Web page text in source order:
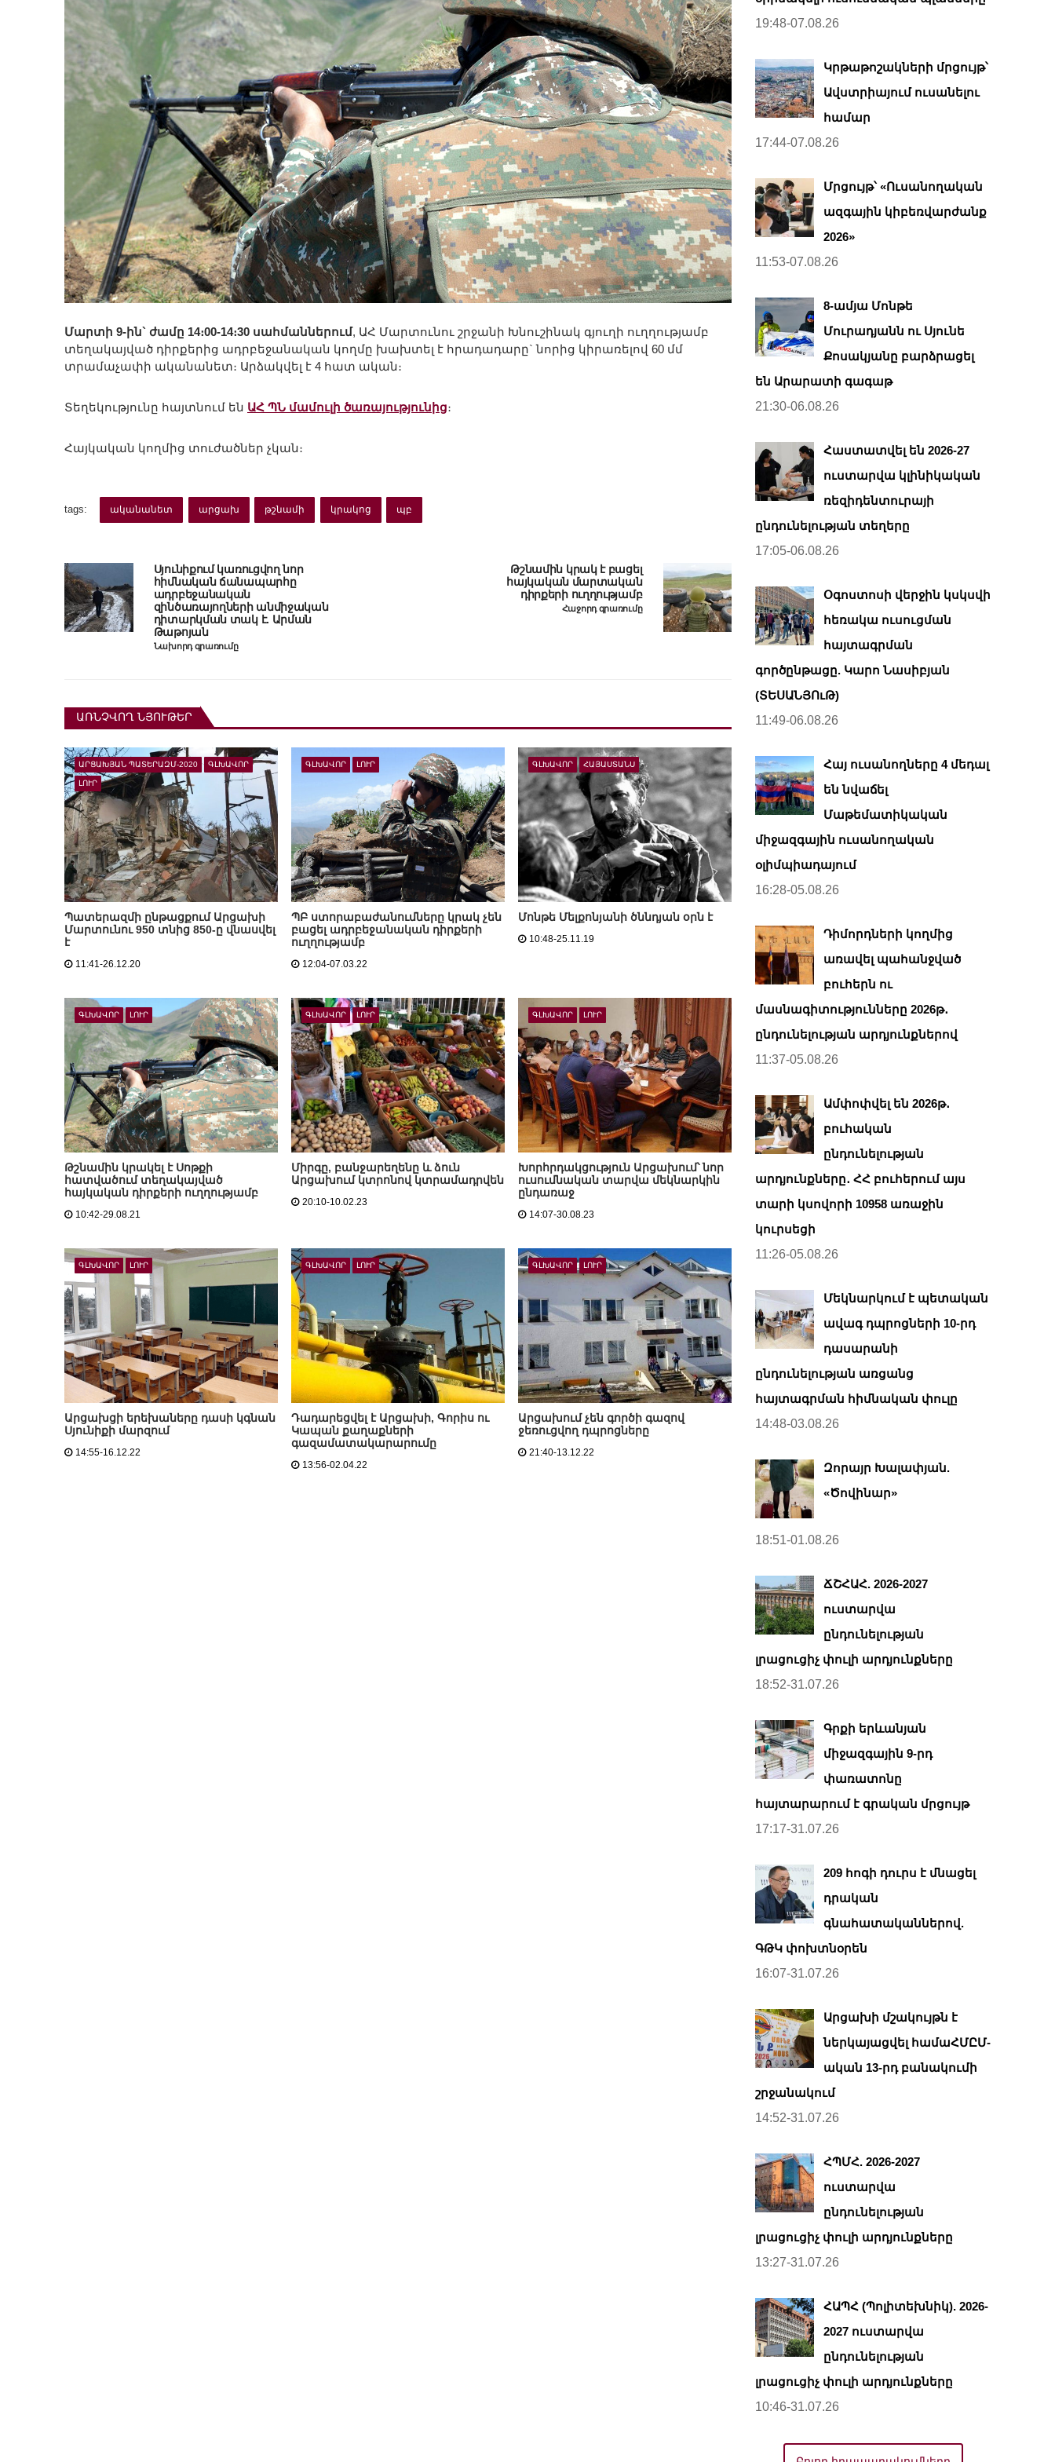
Մարտի 9-ին` ժամը 14։00-14։30 սահմաններում, ԱՀ Մարտունու շրջանի Խնուշինակ գյուղի ուղղությամբ
տեղակայված դիրքերից ադրբեջանական կողմը խախտել է հրադադարը` նորից կիրառելով 60 մմ
տրամաչափի ականանետ։ Արձակվել է 4 հատ ական։
Տեղեկությունը հայտնում են ԱՀ ՊՆ մամուլի ծառայությունից։
Հայկական կողմից տուժածներ չկան։
tags: ականանետ արցախ թշնամի կրակոց պբ
Սյունիքում կառուցվող նոր
հիմնական ճանապարհը
ադրբեջանական
զինծառայողների անմիջական
դիտարկման տակ է. Արման
Թաթոյան
Նախորդ գրառումը
Թշնամին կրակ է բացել
հայկական մարտական
դիրքերի ուղղությամբ
Հաջորդ գրառումը
ԱՌՆՉՎՈՂ ՆՅՈՒԹԵՐ
ԱՐՑԱԽՅԱՆ ՊԱՏԵՐԱԶՄ-2020 ԳԼԽԱՎՈՐ
ԼՈՒՐ
Պատերազմի ընթացքում Արցախի
Մարտունու 950 տնից 850-ը վնասվել
է
11:41-26.12.20
ԳԼԽԱՎՈՐ ԼՈՒՐ
ՊԲ ստորաբաժանումները կրակ չեն
բացել ադրբեջանական դիրքերի
ուղղությամբ
12:04-07.03.22
ԳԼԽԱՎՈՐ ՀԱՅԱՍՏԱՆՍ
Մոնթե Մելքոնյանի ծննդյան օրն է
10:48-25.11.19
ԳԼԽԱՎՈՐ ԼՈՒՐ
Թշնամին կրակել է Սոթքի
հատվածում տեղակայված
հայկական դիրքերի ուղղությամբ
10:42-29.08.21
ԳԼԽԱՎՈՐ ԼՈՒՐ
Միրգը, բանջարեղենը և ձուն
Արցախում կտրոնով կտրամադրվեն
20:10-10.02.23
ԳԼԽԱՎՈՐ ԼՈՒՐ
Խորհրդակցություն Արցախում՝ նոր
ուսումնական տարվա մեկնարկին
ընդառաջ
14:07-30.08.23
ԳԼԽԱՎՈՐ ԼՈՒՐ
Արցախցի երեխաները դասի կգնան
Սյունիքի մարզում
14:55-16.12.22
ԳԼԽԱՎՈՐ ԼՈՒՐ
Դադարեցվել է Արցախի, Գորիս ու
Կապան քաղաքների
գազամատակարարումը
13:56-02.04.22
ԳԼԽԱՎՈՐ ԼՈՒՐ
Արցախում չեն գործի գազով
ջեռուցվող դպրոցները
21:40-13.12.22
19:48-07.08.26
Կրթաթոշակների մրցույթ՝
Ավստրիայում ուսանելու
համար
17:44-07.08.26
Մրցույթ՝ «Ուսանողական
ազգային կիբեռվարժանք
2026»
11:53-07.08.26
8-ամյա Մոնթե
Մուրադյանն ու Սյունե
Քոսակյանը բարձրացել
են Արարատի գագաթ
21:30-06.08.26
Հաստատվել են 2026-27
ուստարվա կլինիկական
ռեզիդենտուրայի
ընդունելության տեղերը
17:05-06.08.26
Օգոստոսի վերջին կսկսվի
հեռակա ուսուցման
հայտագրման
գործընթացը. Կարո Նասիբյան
(ՏԵՍԱՆՅՈւԹ)
11:49-06.08.26
Հայ ուսանողները 4 մեդալ
են նվաճել
Մաթեմատիկական
միջազգային ուսանողական
օլիմպիադայում
16:28-05.08.26
Դիմորդների կողմից
առավել պահանջված
բուհերն ու
մասնագիտությունները 2026թ․
ընդունելության արդյունքներով
11:37-05.08.26
Ամփոփվել են 2026թ․
բուհական
ընդունելության
արդյունքները․ ՀՀ բուհերում այս
տարի կսովորի 10958 առաջին
կուրսեցի
11:26-05.08.26
Մեկնարկում է պետական
ավագ դպրոցների 10-րդ
դասարանի
ընդունելության առցանց
հայտագրման հիմնական փուլը
14:48-03.08.26
Զորայր Խալափյան.
«Ծովինար»
18:51-01.08.26
ՃՇՀԱՀ. 2026-2027
ուստարվա
ընդունելության
լրացուցիչ փուլի արդյունքները
18:52-31.07.26
Գրքի երևանյան
միջազգային 9-րդ
փառատոնը
հայտարարում է գրական մրցույթ
17:17-31.07.26
209 հոգի դուրս է մնացել
դրական
գնահատականներով.
ԳԹԿ փոխտնօրեն
16:07-31.07.26
Արցախի մշակույթն է
ներկայացվել համաՀՄԸՄ-
ական 13-րդ բանակումի
շրջանակում
14:52-31.07.26
ՀՊՄՀ. 2026-2027
ուստարվա
ընդունելության
լրացուցիչ փուլի արդյունքները
13:27-31.07.26
ՀԱՊՀ (Պոլիտեխնիկ). 2026-
2027 ուստարվա
ընդունելության
լրացուցիչ փուլի արդյունքները
10:46-31.07.26